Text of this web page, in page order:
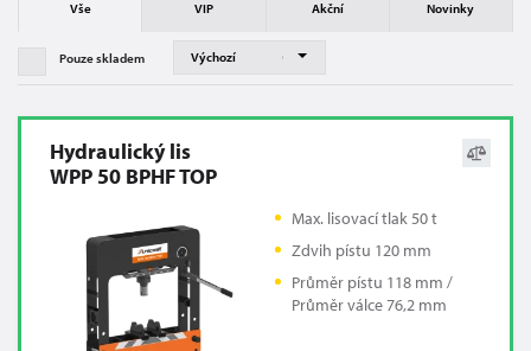
Vše VIP Akční Novinky
Pouze skladem
Hydraulický lis
WPP 50 BPHF TOP
Max. lisovací tlak 50 t
Zdvih pístu 120 mm
Průměr pístu 118 mm /
Průměr válce 76,2 mm